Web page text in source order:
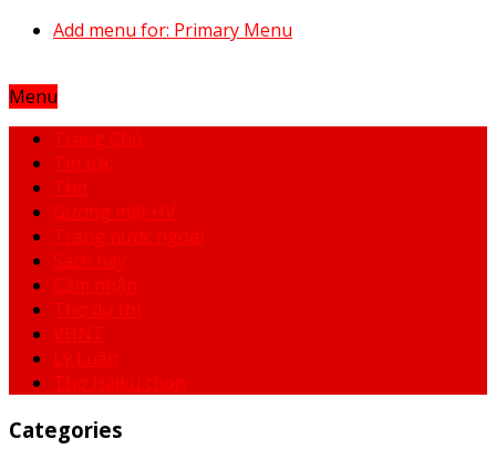
Add menu for: Primary Menu
Menu
Trang Chủ
Tin tức
Thơ
Gương mặt HV
Trang nước ngoài
Sách hay
Cảm nhận
Thơ dự thi
VHNT
Lý Luận
Thơ Haiku chọn
Categories